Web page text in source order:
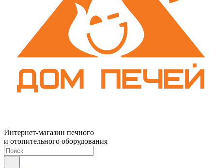
Интернет-магазин печного
и отопительного оборудования